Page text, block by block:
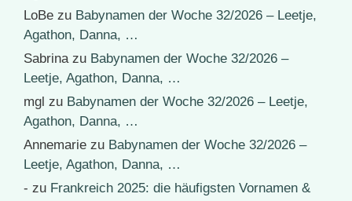
LoBe zu Babynamen der Woche 32/2026 – Leetje,
Agathon, Danna, …
Sabrina zu Babynamen der Woche 32/2026 –
Leetje, Agathon, Danna, …
mgl zu Babynamen der Woche 32/2026 – Leetje,
Agathon, Danna, …
Annemarie zu Babynamen der Woche 32/2026 –
Leetje, Agathon, Danna, …
- zu Frankreich 2025: die häufigsten Vornamen &